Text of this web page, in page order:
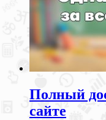
Полный
сайте